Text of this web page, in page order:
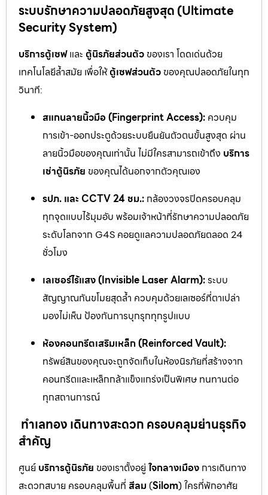
ระบบรักษาความปลอดภัยสูงสุด (Ultimate
Security System)
บริการตู้เซฟและ ตู้นิรภัยส่วนตัว ของเรา โดดเด่นด้วย
เทคโนโลยีล้ำสมัย เพื่อให้ตู้เซฟส่วนตัว ของคุณปลอดภัยในทุก
วินาที:
สแกนลายนิ้วมือ (Fingerprint Access): ควบคุม
การเข้า-ออกประตูด้วยระบบยืนยันตัวตนขั้นสูงสุด ผ่าน
ลายนิ้วมือของคุณเท่านั้น ไม่มีใครสามารถเข้าถึง บริการ
เช่าตู้นิรภัย ของคุณได้นอกจากตัวคุณเอง
รปภ. และ CCTV 24 ชม.: กล้องวงจรปิดครอบคลุม
ทุกจุดแบบไร้มุมอับ พร้อมเจ้าหน้าที่รักษาความปลอดภัย
ระดับโลกจาก G4S คอยดูแลความปลอดภัยตลอด 24
ชั่วโมง
เลเซอร์ไร้แสง (Invisible Laser Alarm):ระบบ
สัญญาณกันขโมยสุดล้ำ ควบคุมด้วยเลเซอร์ที่ตาเปล่า
มองไม่เห็น ป้องกันการบุกรุกทุกรูปแบบ
ห้องคอนกรีตเสริมเหล็ก (Reinforced Vault):
ทรัพย์สินของคุณจะถูกจัดเก็บในห้องนิรภัยที่สร้างจาก
คอนกรีตและเหล็กกล้าแข็งแกร่งเป็นพิเศษ ทนทานต่อ
ทุกสถานการณ์
ทำเลทอง เดินทางสะดวก ครอบคลุมย่านธุรกิจ
สำคัญ
ศูนย์ บริการตู้นิรภัย ของเราตั้งอยู่ ใจกลางเมือง การเดินทาง
สะดวกสบาย ครอบคลุมพื้นที่ สีลม(Silom) ใครที่พักอาศัย